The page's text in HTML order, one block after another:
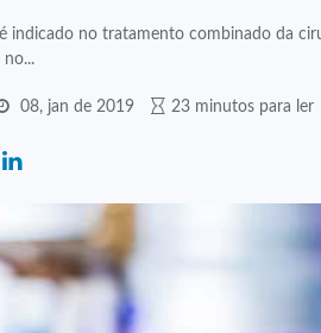
indicado no tratamento combinado da
08, jan de 2019 23 minutos para ler